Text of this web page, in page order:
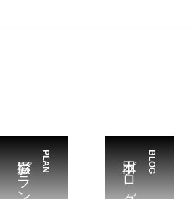
PLAN
撮影プラン BLOG
本田ブログ